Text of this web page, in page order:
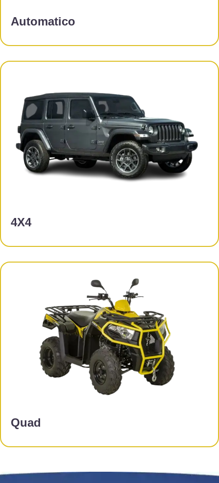
Automatico
4X4
Quad